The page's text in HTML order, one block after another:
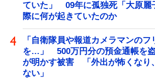
ていた」 09年に孤独死「大原麗
際に何が起きていたのか
「自衛隊員や報道カメラマンのフ
を…」 500万円分の預金通帳を
が明かす被害 「外出が怖くなり
ない」